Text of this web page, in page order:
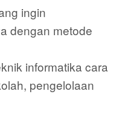
ingin
dengan metode
informatika cara
pengelolaan